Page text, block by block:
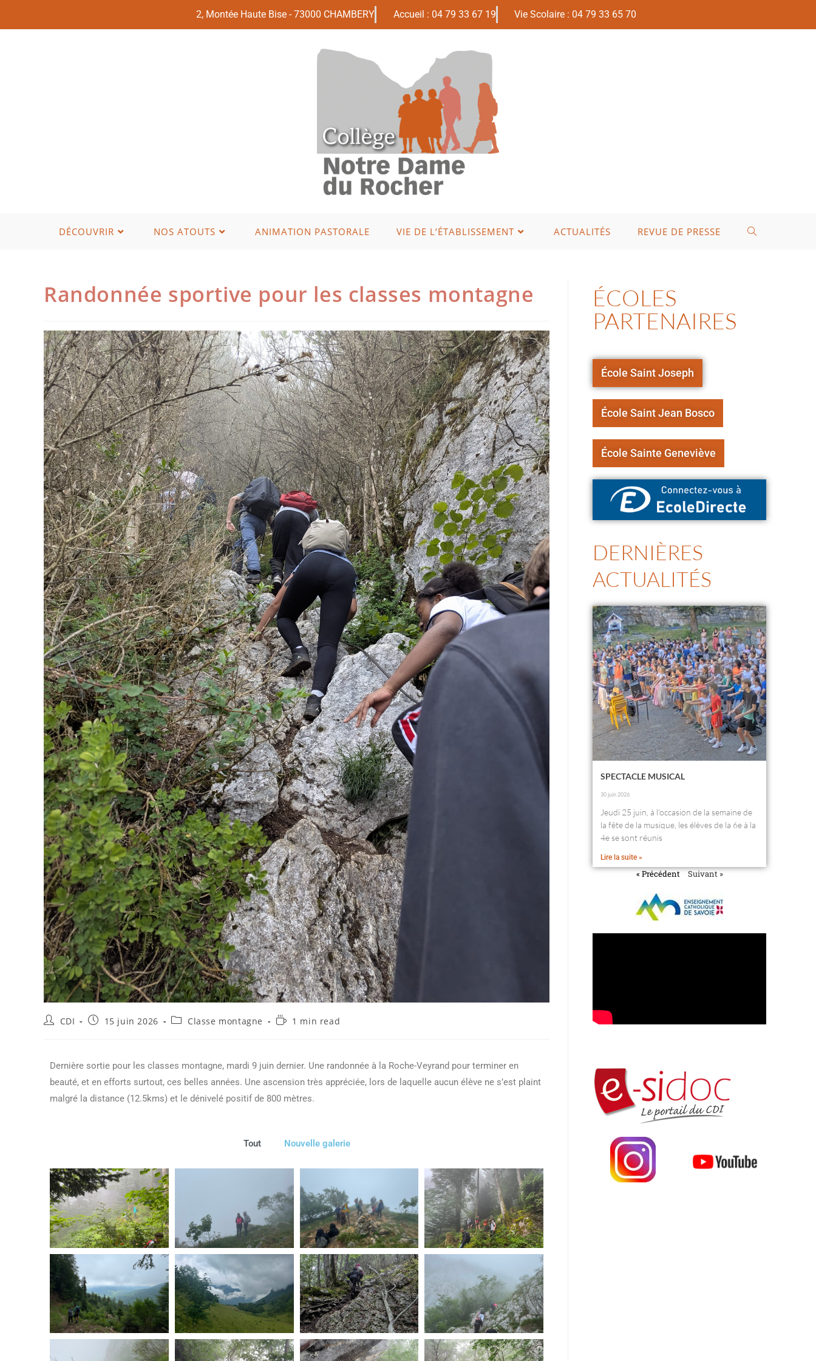
2, Montée Haute Bise - 73000 CHAMBERY Accueil : 04 79 33 67 19 Vie Scolaire : 04 79 33 65 70
DÉCOUVRIR NOS ATOUTS ANIMATION PASTORALE VIE DE L’ÉTABLISSEMENT ACTUALITÉS REVUE DE PRESSE
Randonnée sportive pour les classes montagne
CDI 15 juin 2026 Classe montagne 1 min read
Dernière sortie pour les classes montagne, mardi 9 juin dernier. Une randonnée à la Roche-Veyrand pour terminer en
beauté, et en efforts surtout, ces belles années. Une ascension très appréciée, lors de laquelle aucun élève ne s’est plaint
malgré la distance (12.5kms) et le dénivelé positif de 800 mètres.
Tout Nouvelle galerie
ÉCOLES
PARTENAIRES
École Saint Joseph
École Saint Jean Bosco
École Sainte Geneviève
DERNIÈRES
ACTUALITÉS
SPECTACLE MUSICAL
30 juin 2026
Jeudi 25 juin, à l’occasion de la semaine de
la fête de la musique, les élèves de la 6e à la
4e se sont réunis
Lire la suite »
« Précédent Suivant »